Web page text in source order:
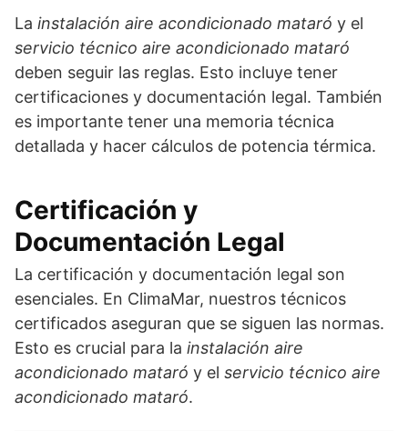
La instalación aire acondicionado mataró y el
servicio técnico aire acondicionado mataró
deben seguir las reglas. Esto incluye tener
certificaciones y documentación legal. También
es importante tener una memoria técnica
detallada y hacer cálculos de potencia térmica.
Certificación y
Documentación Legal
La certificación y documentación legal son
esenciales. En ClimaMar, nuestros técnicos
certificados aseguran que se siguen las normas.
Esto es crucial para la instalación aire
acondicionado mataró y el servicio técnico aire
acondicionado mataró.